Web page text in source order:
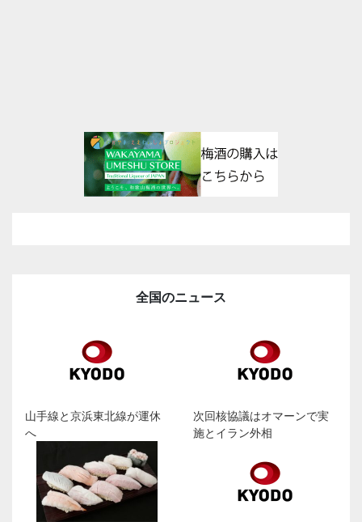
全国のニュース
山手線と京浜東北線が運休
へ
次回核協議はオマーンで実
施とイラン外相